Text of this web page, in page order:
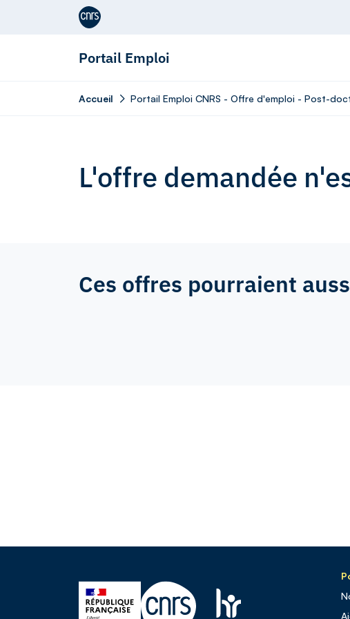
Aller au contenu
Portail Emploi
Accueil Portail Emploi CNRS - Offre d'emploi - Post-
L'offre demandée
Ces offres pourraient